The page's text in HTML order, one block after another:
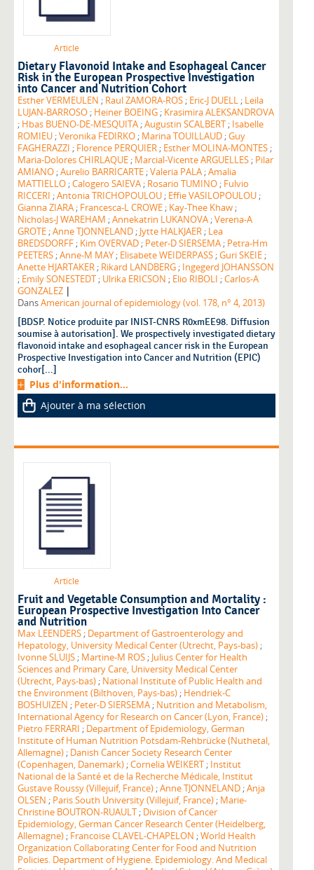
Article
Dietary Flavonoid Intake and Esophageal Cancer
Risk in the European Prospective Investigation
into Cancer and Nutrition Cohort
Esther VERMEULEN ; Raul ZAMORA-ROS ; Eric-J DUELL ; Leila
LUJAN-BARROSO ; Heiner BOEING ; Krasimira ALEKSANDROVA
; Hbas BUENO-DE-MESQUITA ;Augustin SCALBERT ; Isabelle
ROMIEU ;Veronika FEDIRKO ; Marina TOUILLAUD ;Guy
FAGHERAZZI ; Florence PERQUIER ; Esther MOLINA-MONTES ;
Maria-Dolores CHIRLAQUE ; Marcial-Vicente ARGUELLES ; Pilar
AMIANO ;Aurelio BARRICARTE ;Valeria PALA ;Amalia
MATTIELLO ;Calogero SAIEVA ; Rosario TUMINO ; Fulvio
RICCERI ;Antonia TRICHOPOULOU ; Effie VASILOPOULOU ;
Gianna ZIARA ; Francesca-L CROWE ; Kay-Thee Khaw ;
Nicholas-J WAREHAM ;Annekatrin LUKANOVA ;Verena-A
GROTE ;Anne TJONNELAND ; Jytte HALKJAER ; Lea
BREDSDORFF ; Kim OVERVAD ; Peter-D SIERSEMA ; Petra-Hm
PEETERS ;Anne-M MAY ; Elisabete WEIDERPASS ;Guri SKEIE ;
Anette HJARTAKER ; Rikard LANDBERG ; Ingegerd JOHANSSON
; Emily SONESTEDT ; Ulrika ERICSON ; Elio RIBOLI ;Carlos-A
GONZALEZ |
DansAmerican journal of epidemiology (vol. 178, n° 4, 2013)
[BDSP. Notice produite par INIST-CNRS R0xmEE98. Diffusion
soumise à autorisation]. We prospectively investigated dietary
flavonoid intake and esophageal cancer risk in the European
Prospective Investigation into Cancer and Nutrition (EPIC)
cohor[...]
Plus d'information...
Ajouter à ma sélection
Article
Fruit and Vegetable Consumption and Mortality :
European Prospective Investigation Into Cancer
and Nutrition
Max LEENDERS ; Department of Gastroenterology and
Hepatology, University Medical Center (Utrecht, Pays-bas) ;
Ivonne SLUIJS ; Martine-M ROS ; Julius Center for Health
Sciences and Primary Care, University Medical Center
(Utrecht, Pays-bas) ; National Institute of Public Health and
the Environment (Bilthoven, Pays-bas) ; Hendriek-C
BOSHUIZEN ; Peter-D SIERSEMA ; Nutrition and Metabolism,
International Agency for Research on Cancer (Lyon, France) ;
Pietro FERRARI ; Department of Epidemiology, German
Institute of Human Nutrition Potsdam-Rehbrücke (Nuthetal,
Allemagne) ; Danish Cancer Society Research Center
(Copenhagen, Danemark) ;Cornelia WEIKERT ; Institut
National de la Santé et de la Recherche Médicale, Institut
Gustave Roussy (Villejuif, France) ;Anne TJONNELAND ;Anja
OLSEN ; Paris South University (Villejuif, France) ; Marie-
Christine BOUTRON-RUAULT ; Division of Cancer
Epidemiology, German Cancer Research Center (Heidelberg,
Allemagne) ; Francoise CLAVEL-CHAPELON ;World Health
Organization Collaborating Center for Food and Nutrition
Policies. Department of Hygiene. Epidemiology. And Medical